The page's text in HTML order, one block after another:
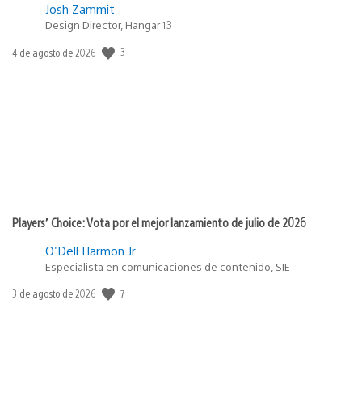
Josh Zammit
Design Director, Hangar 13
Fecha
4 de agosto de 2026 3
Players’ Choice: Vota por el mejor lanzamiento de julio de 2026
O'Dell Harmon Jr.
Especialista en comunicaciones de contenido, SIE
Fecha
3 de agosto de 2026 7